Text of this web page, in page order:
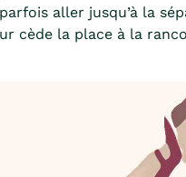
aller jusqu’à la
cède la place à la
au bord de la
pour sauver son
attitudes adopter ?Bien
au sein du couple, les